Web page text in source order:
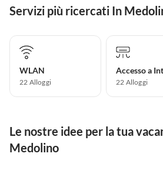
Servizi più ricercati In
WLAN
22 Alloggi
Accesso a
22 Alloggi
Le nostre idee per la tua
Medolino